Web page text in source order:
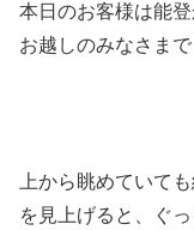
本日のお客様は能
お越しのみなさまで
上から眺めていて
を見上げると、ぐ